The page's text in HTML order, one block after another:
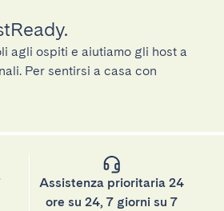
agli ospiti e aiutiamo gli host a
Per sentirsi a casa con
Assistenza prioritaria 24
ore su 24, 7 giorni su 7